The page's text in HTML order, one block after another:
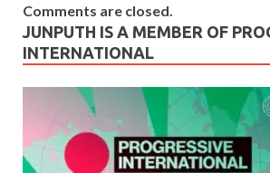
Comments are closed.
JUNPUTH IS A MEMBER OF
INTERNATIONAL